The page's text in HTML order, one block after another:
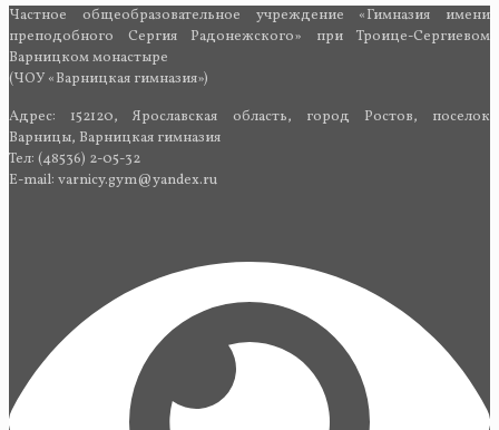
Частное общеобразовательное учреждение «Гимназия имени
преподобного Сергия Радонежского» при Троице-Сергиевом
Варницком монастыре
(ЧОУ «Варницкая гимназия»)
Адрес: 152120, Ярославская область, город Ростов, поселок
Варницы, Варницкая гимназия
Тел: (48536) 2-05-32
E-mail: varnicy.gym@yandex.ru